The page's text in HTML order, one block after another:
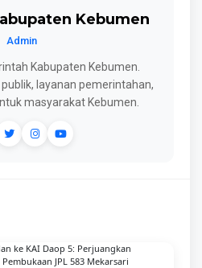
Kebumen
Admin
Kabupaten Kebumen.
layanan pemerintahan,
masyarakat Kebumen.